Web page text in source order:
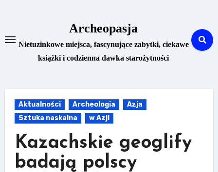
Archeopasja
Nietuzinkowe miejsca, fascynujące zabytki, ciekawe
książki i codzienna dawka starożytności
Aktualności Archeologia
Azja
Sztuka naskalna
w Azji
Kazachskie geoglify
badają polscy